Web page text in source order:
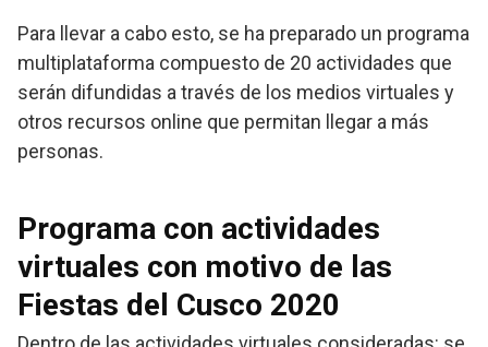
Para llevar a cabo esto, se ha preparado un programa
multiplataforma compuesto de 20 actividades que
serán difundidas a través de los medios virtuales y
otros recursos online que permitan llegar a más
personas.
Programa con actividades
virtuales con motivo de las
Fiestas del Cusco 2020